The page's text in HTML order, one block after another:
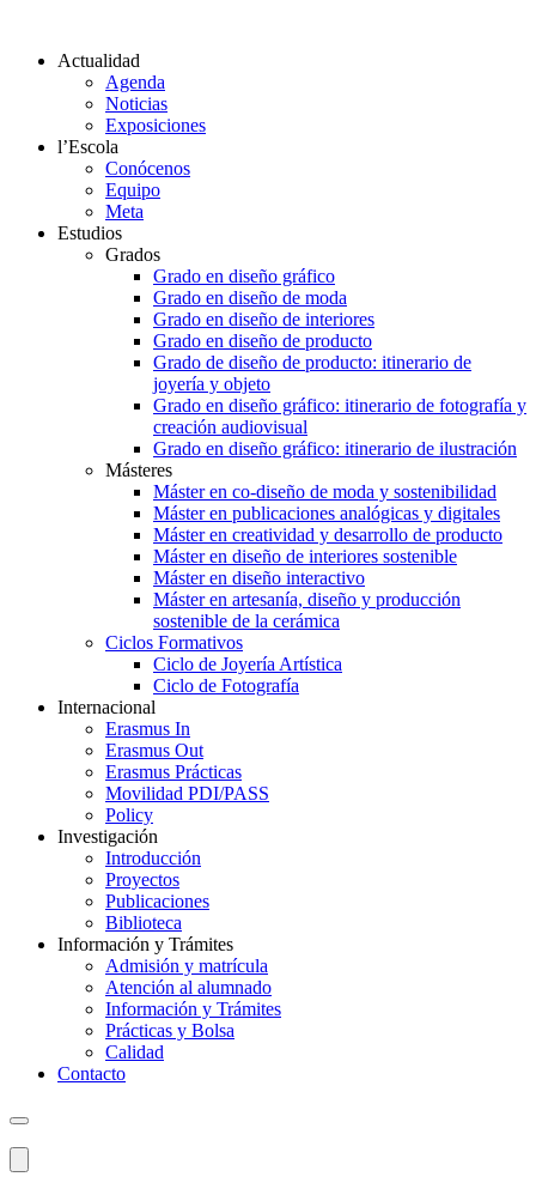
Actualidad
Agenda
Noticias
Exposiciones
l’Escola
Conócenos
Equipo
Meta
Estudios
Grados
Grado en diseño gráfico
Grado en diseño de moda
Grado en diseño de interiores
Grado en diseño de producto
Grado de diseño de producto: itinerario de
joyería y objeto
Grado en diseño gráfico: itinerario de fotografía y
creación audiovisual
Grado en diseño gráfico: itinerario de ilustración
Másteres
Máster en co-diseño de moda y sostenibilidad
Máster en publicaciones analógicas y digitales
Máster en creatividad y desarrollo de producto
Máster en diseño de interiores sostenible
Máster en diseño interactivo
Máster en artesanía, diseño y producción
sostenible de la cerámica
Ciclos Formativos
Ciclo de Joyería Artística
Ciclo de Fotografía
Internacional
Erasmus In
Erasmus Out
Erasmus Prácticas
Movilidad PDI/PASS
Policy
Investigación
Introducción
Proyectos
Publicaciones
Biblioteca
Información y Trámites
Admisión y matrícula
Atención al alumnado
Información y Trámites
Prácticas y Bolsa
Calidad
Contacto